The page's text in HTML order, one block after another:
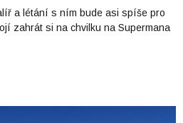
a létání s ním bude asi spíše pro
zahrát si na chvilku na Supermana